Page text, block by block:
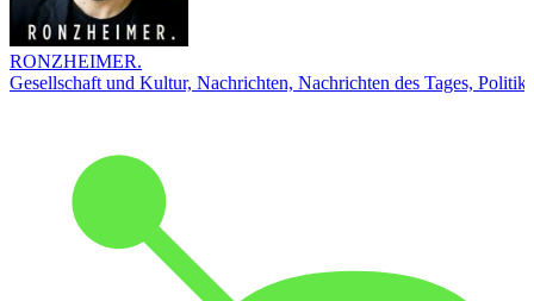
RONZHEIMER.
Gesellschaft und Kultur, Nachrichten, Nachrichten des Tages, Politik